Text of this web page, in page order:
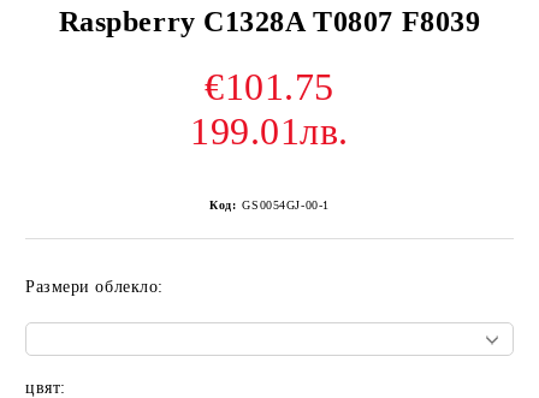
Raspberry C1328A T0807 F8039
€101.75
199.01лв.
Код: GS0054GJ-00-1
Размери облекло:
цвят: